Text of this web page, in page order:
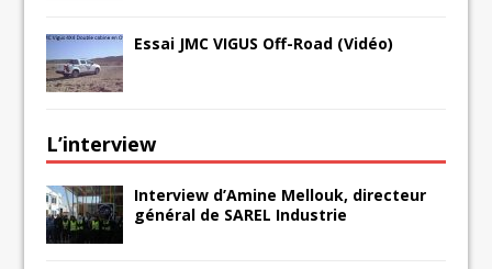
Essai JMC VIGUS Off-Road (Vidéo)
L’interview
Interview d’Amine Mellouk, directeur
général de SAREL Industrie